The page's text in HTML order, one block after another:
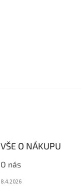
VŠE O NÁKUPU
O nás
8.4.2026